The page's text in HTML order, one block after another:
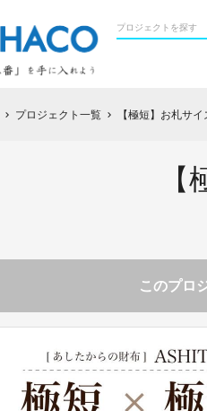
chevron_right プロジェクト一覧 chevron_right 【極短】お札サ
このプロ